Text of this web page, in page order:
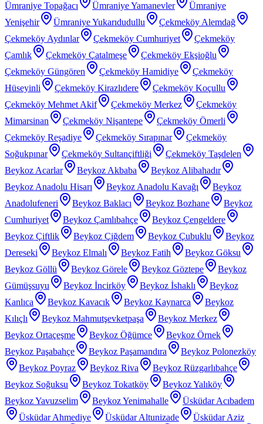
Ümraniye Topağacı
Ümraniye Yamanevler
Ümraniye
Yenişehir
Ümraniye Yukarıdudullu
Çekmeköy Alemdağ
Çekmeköy Aydınlar
Çekmeköy Cumhuriyet
Çekmeköy
Çamlık
Çekmeköy Çatalmeşe
Çekmeköy Ekşioğlu
Çekmeköy Güngören
Çekmeköy Hamidiye
Çekmeköy
Hüseyinli
Çekmeköy Kirazlıdere
Çekmeköy Koçullu
Çekmeköy Mehmet Akif
Çekmeköy Merkez
Çekmeköy
Mimarsinan
Çekmeköy Nişantepe
Çekmeköy Ömerli
Çekmeköy Reşadiye
Çekmeköy Sırapınar
Çekmeköy
Soğukpınar
Çekmeköy Sultançiftliği
Çekmeköy Taşdelen
Beykoz Acarlar
Beykoz Akbaba
Beykoz Alibahadır
Beykoz Anadolu Hisarı
Beykoz Anadolu Kavağı
Beykoz
Anadolufeneri
Beykoz Baklacı Beykoz Bozhane
Beykoz
Cumhuriyet
Beykoz Çamlıbahçe
Beykoz Çengeldere
Beykoz Çiftlik
Beykoz Çiğdem Beykoz Çubuklu
Beykoz
Dereseki
Beykoz Elmalı Beykoz Fatih
Beykoz Göksu
Beykoz Göllü
Beykoz Görele Beykoz Göztepe
Beykoz
Gümüşsuyu
Beykoz İncirköy Beykoz İshaklı
Beykoz
Kanlıca
Beykoz Kavacık Beykoz Kaynarca
Beykoz
Kılıçlı
Beykoz Mahmutşevketpaşa
Beykoz Merkez
Beykoz Ortaçeşme
Beykoz Öğümce
Beykoz Örnek
Beykoz Paşabahçe
Beykoz Paşamandıra
Beykoz Polonezköy
Beykoz Poyraz
Beykoz Riva
Beykoz Rüzgarlıbahçe
Beykoz Soğuksu
Beykoz Tokatköy
Beykoz Yalıköy
Beykoz Yavuzselim
Beykoz Yenimahalle
Üsküdar Acıbadem
Üsküdar Ahmediye
Üsküdar Altunizade Üsküdar Aziz